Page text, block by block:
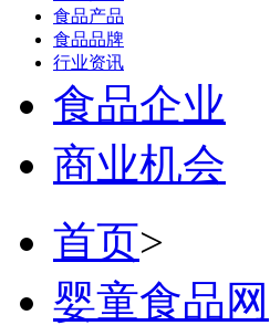
食品产品
食品品牌
行业资讯
食品企业
商业机会
首页>
婴童食品网